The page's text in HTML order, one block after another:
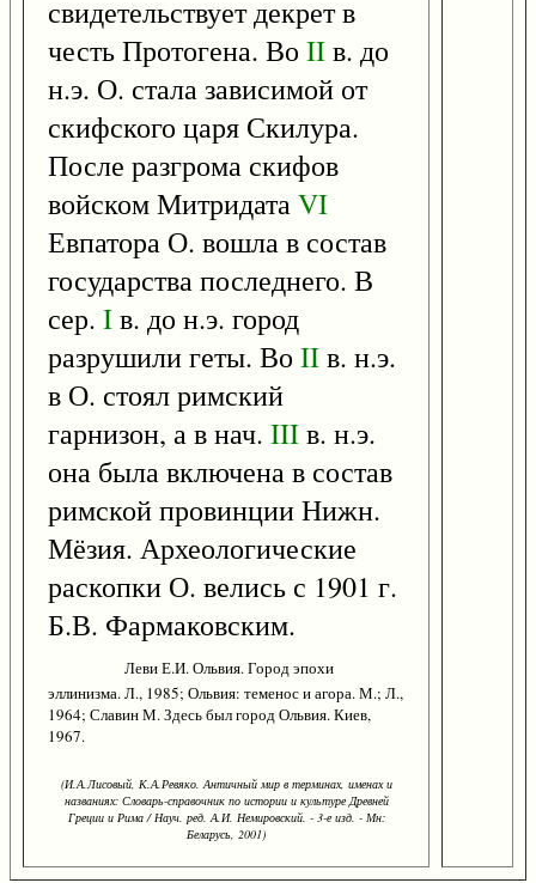
свидетельствует декрет в
честь Протогена. Во IIв. до
н.э. О. стала зависимой от
скифского царя Скилура.
После разгрома скифов
войском МитридатаVI
Евпатора О. вошла в состав
государства последнего. В
сер. Iв. до н.э. город
разрушили геты. Во IIв. н.э.
в О. стоял римский
гарнизон, а в нач. IIIв. н.э.
она была включена в состав
римской провинции Нижн.
Мёзия. Археологические
раскопки О. велись с 1901 г.
Б.В. Фармаковским.
Леви Е.И. Ольвия. Город эпохи
эллинизма. Л., 1985; Ольвия: теменос и агора. М.; Л.,
1964; Славин М. Здесь был город Ольвия. Киев,
1967.
(И.А.Лисовый, К.А.Ревяко. Античный мир в терминах, именах и
названиях: Словарь-справочник по истории и культуре Древней
Греции и Рима / Науч. ред. А.И. Немировский. - 3-е изд. - Мн:
Беларусь, 2001)